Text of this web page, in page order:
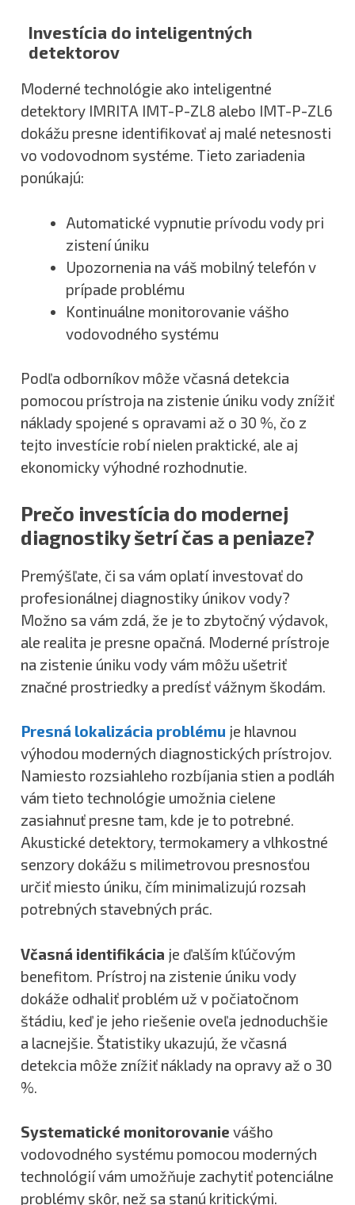
Investícia do inteligentných
detektorov
Moderné technológie ako inteligentné
detektory IMRITA IMT-P-ZL8 alebo IMT-P-ZL6
dokážu presne identifikovať aj malé netesnosti
vo vodovodnom systéme. Tieto zariadenia
ponúkajú:
Automatické vypnutie prívodu vody pri
zistení úniku
Upozornenia na váš mobilný telefón v
prípade problému
Kontinuálne monitorovanie vášho
vodovodného systému
Podľa odborníkov môže včasná detekcia
pomocou prístroja na zistenie úniku vody znížiť
náklady spojené s opravami až o 30 %, čo z
tejto investície robí nielen praktické, ale aj
ekonomicky výhodné rozhodnutie.
Prečo investícia do modernej
diagnostiky šetrí čas a peniaze?
Premýšľate, či sa vám oplatí investovať do
profesionálnej diagnostiky únikov vody?
Možno sa vám zdá, že je to zbytočný výdavok,
ale realita je presne opačná. Moderné prístroje
na zistenie úniku vody vám môžu ušetriť
značné prostriedky a predísť vážnym škodám.
Presná lokalizácia problému je hlavnou
výhodou moderných diagnostických prístrojov.
Namiesto rozsiahleho rozbíjania stien a podláh
vám tieto technológie umožnia cielene
zasiahnuť presne tam, kde je to potrebné.
Akustické detektory, termokamery a vlhkostné
senzory dokážu s milimetrovou presnosťou
určiť miesto úniku, čím minimalizujú rozsah
potrebných stavebných prác.
Včasná identifikácia je ďalším kľúčovým
benefitom. Prístroj na zistenie úniku vody
dokáže odhaliť problém už v počiatočnom
štádiu, keď je jeho riešenie oveľa jednoduchšie
a lacnejšie. Štatistiky ukazujú, že včasná
detekcia môže znížiť náklady na opravy až o 30
%.
Systematické monitorovanie vášho
vodovodného systému pomocou moderných
technológií vám umožňuje zachytiť potenciálne
problémy skôr, než sa stanú kritickými.